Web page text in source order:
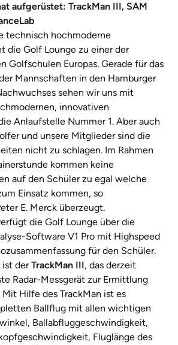
aufgerüstet: TrackMan III, SAM
technisch hochmoderne
die Golf Lounge zu einer der
Golfschulen Europas. Gerade für das
Mannschaften in den Hamburger
sehen wir uns mit
innovativen
Anlaufstelle Nummer 1. Aber auch
und unsere Mitglieder sind die
nicht zu schlagen. Im Rahmen
kommen keine
auf den Schüler zu egal welche
Einsatz kommen, so
E. Merck überzeugt.
die Golf Lounge über die
Software V1 Pro mit Highspeed
für den Schüler.
ist derTrackMan III, das derzeit
Radar-Messgerät zur Ermittlung
Hilfe des TrackMan ist es
Ballflug mit allen wichtigen
Ballabfluggeschwindigkeit,
Fluglänge des